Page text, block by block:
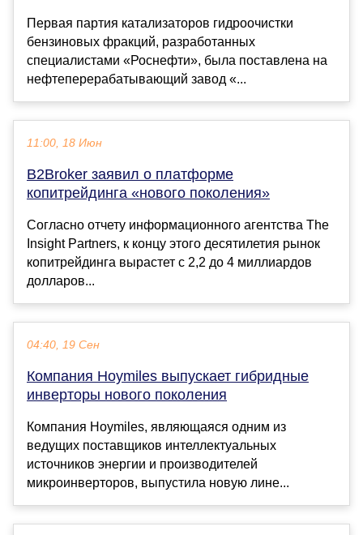
Первая партия катализаторов гидроочистки
бензиновых фракций, разработанных
специалистами «Роснефти», была поставлена на
нефтеперерабатывающий завод «...
11:00, 18 Июн
B2Broker заявил о платформе
копитрейдинга «нового поколения»
Согласно отчету информационного агентства The
Insight Partners, к концу этого десятилетия рынок
копитрейдинга вырастет с 2,2 до 4 миллиардов
долларов...
04:40, 19 Сен
Компания Hoymiles выпускает гибридные
инверторы нового поколения
Компания Hoymiles, являющаяся одним из
ведущих поставщиков интеллектуальных
источников энергии и производителей
микроинверторов, выпустила новую лине...